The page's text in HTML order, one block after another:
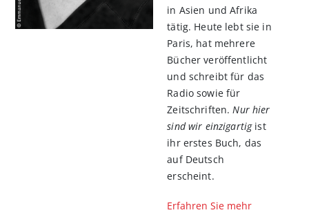
in Asien und Afrika
tätig. Heute lebt sie in
Paris, hat mehrere
Bücher veröffentlicht
und schreibt für das
Radio sowie für
Zeitschriften.Nur hier
sind wir einzigartigist
ihr erstes Buch, das
auf Deutsch
erscheint.
Erfahren Sie mehr